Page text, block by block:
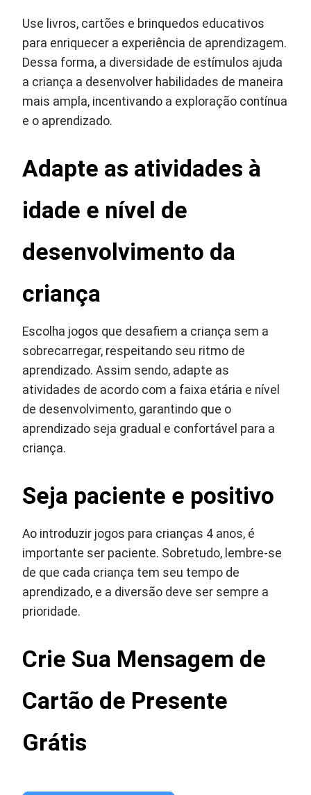
Use livros, cartões e brinquedos educativos
para enriquecer a experiência de aprendizagem.
Dessa forma, a diversidade de estímulos ajuda
a criança a desenvolver habilidades de maneira
mais ampla, incentivando a exploração contínua
e o aprendizado.
Adapte as atividades à
idade e nível de
desenvolvimento da
criança
Escolha jogos que desafiem a criança sem a
sobrecarregar, respeitando seu ritmo de
aprendizado. Assim sendo, adapte as
atividades de acordo com a faixa etária e nível
de desenvolvimento, garantindo que o
aprendizado seja gradual e confortável para a
criança.
Seja paciente e positivo
Ao introduzir jogos para crianças 4 anos, é
importante ser paciente. Sobretudo, lembre-se
de que cada criança tem seu tempo de
aprendizado, e a diversão deve ser sempre a
prioridade.
Crie Sua Mensagem de
Cartão de Presente
Grátis